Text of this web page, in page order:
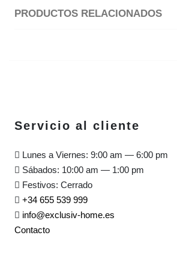
PRODUCTOS RELACIONADOS
Servicio al cliente
Lunes a Viernes: 9:00 am — 6:00 pm
Sábados: 10:00 am — 1:00 pm
Festivos: Cerrado
+34 655 539 999
info@exclusiv-home.es
Contacto